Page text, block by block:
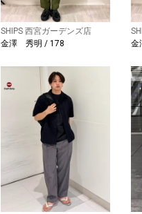
SHIPS 西宮ガーデンズ店
金澤 秀明 / 178
金